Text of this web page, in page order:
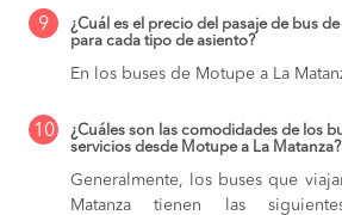
9
¿Cuál es el precio del pasaje de bus
para cada tipo de asiento?
En los buses de Motupe a La
10
¿Cuáles son las comodidades de los
servicios desde Motupe a La Matanza?
Generalmente, los buses que
Matanza tienen las